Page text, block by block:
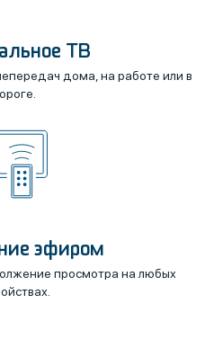
ТВ
дома, на работе или в
эфиром
просмотра на любых